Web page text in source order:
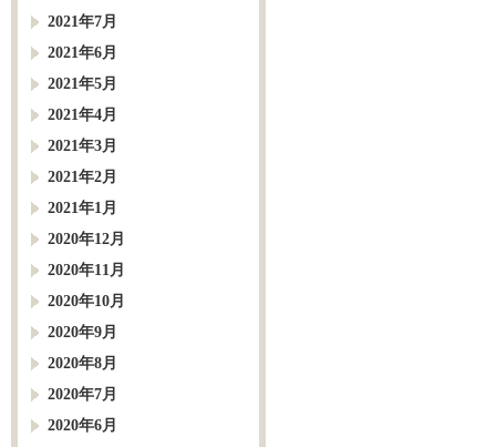
2021年7月
2021年6月
2021年5月
2021年4月
2021年3月
2021年2月
2021年1月
2020年12月
2020年11月
2020年10月
2020年9月
2020年8月
2020年7月
2020年6月